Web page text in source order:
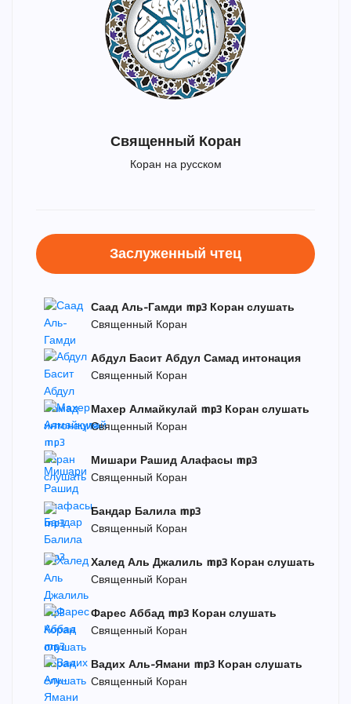
Священный Коран
Коран на русском
Заслуженный чтец
Саад Аль-Гамди mp3 Коран слушать
Священный Коран
Абдул Басит Абдул Самад интонация
Священный Коран
Махер Алмайкулай mp3 Коран слушать
Священный Коран
Мишари Рашид Алафасы mp3
Священный Коран
Бандар Балила mp3
Священный Коран
Халед Аль Джалиль mp3 Коран слушать
Священный Коран
Фарес Аббад mp3 Коран слушать
Священный Коран
Вадих Аль-Ямани mp3 Коран слушать
Священный Коран